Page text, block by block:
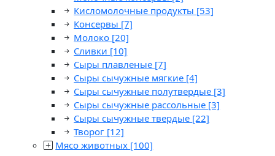
Кисломолочные продукты [53]
Консервы [7]
Молоко [20]
Сливки [10]
Сыры плавленые [7]
Сыры сычужные мягкие [4]
Сыры сычужные полутвердые [3]
Сыры сычужные рассольные [3]
Сыры сычужные твердые [22]
Творог [12]
Мясо животных [100]